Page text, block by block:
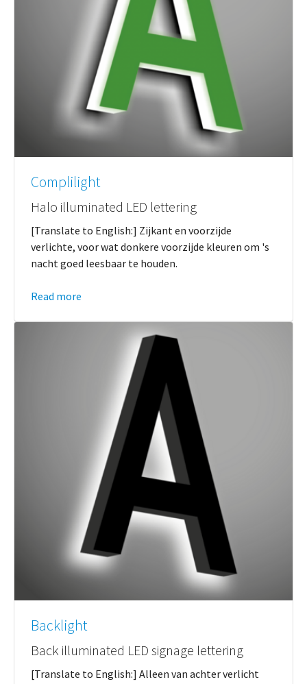
Complilight
Halo illuminated LED lettering
[Translate to English:] Zijkant en voorzijde
verlichte, voor wat donkere voorzijde kleuren om 's
nacht goed leesbaar te houden.
Read more
Backlight
Back illuminated LED signage lettering
[Translate to English:] Alleen van achter verlicht